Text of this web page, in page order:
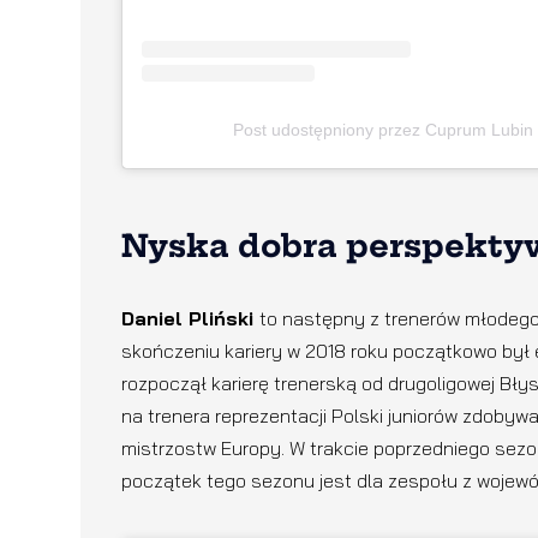
Post udostępniony przez Cuprum
Nyska dobra
Daniel Plińskito następny z trenerów
skończeniu kariery w 2018 roku początkowo
rozpoczął karierę trenerską od drugoligowej
na trenera reprezentacji Polski juniorów
mistrzostw Europy. W trakcie poprzedniego
początek tego sezonu jest dla zespołu z